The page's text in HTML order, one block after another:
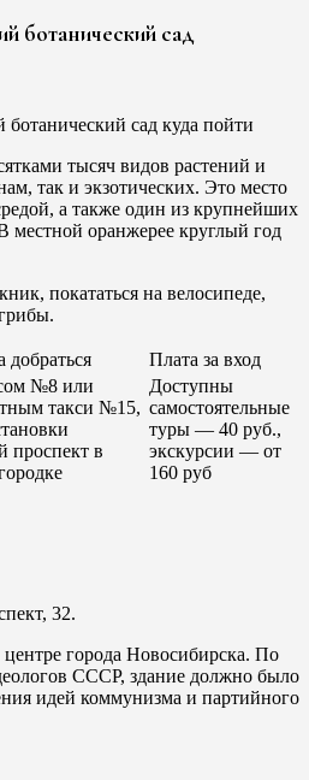
ботанический сад
тысяч видов растений и
так и экзотических. Это место
а также один из крупнейших
местной оранжерее круглый год
покататься на велосипеде,
добраться Плата за вход
№8 или
такси №15,
проспект в
Доступны
самостоятельные
туры — 40 руб.,
экскурсии — от
160 руб
32.
города Новосибирска. По
СССР, здание должно было
идей коммунизма и партийного